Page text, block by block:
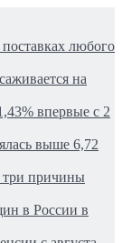
любого
на
впервые с 2
выше 6,72
три причины
в России в